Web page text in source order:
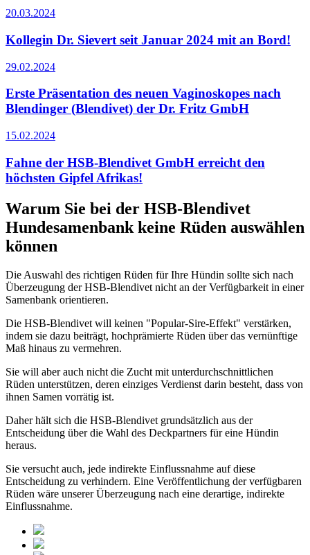
20.03.2024
Kollegin Dr. Sievert seit Januar 2024 mit an Bord!
29.02.2024
Erste Präsentation des neuen Vaginoskopes nach
Blendinger (Blendivet) der Dr. Fritz GmbH
15.02.2024
Fahne der HSB-Blendivet GmbH erreicht den
höchsten Gipfel Afrikas!
Warum Sie bei der HSB-Blendivet
Hundesamenbank keine Rüden auswählen
können
Die Auswahl des richtigen Rüden für Ihre Hündin sollte sich nach
Überzeugung der HSB-Blendivet nicht an der Verfügbarkeit in einer
Samenbank orientieren.
Die HSB-Blendivet will keinen "Popular-Sire-Effekt" verstärken,
indem sie dazu beiträgt, hochprämierte Rüden über das vernünftige
Maß hinaus zu vermehren.
Sie will aber auch nicht die Zucht mit unterdurchschnittlichen
Rüden unterstützen, deren einziges Verdienst darin besteht, dass von
ihnen Samen vorrätig ist.
Daher hält sich die HSB-Blendivet grundsätzlich aus der
Entscheidung über die Wahl des Deckpartners für eine Hündin
heraus.
Sie versucht auch, jede indirekte Einflussnahme auf diese
Entscheidung zu verhindern. Eine Veröffentlichung der verfügbaren
Rüden wäre unserer Überzeugung nach eine derartige, indirekte
Einflussnahme.